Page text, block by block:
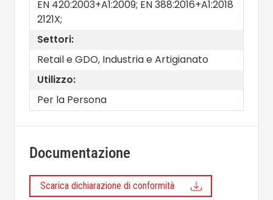
EN 420:2003+A1:2009; EN 388:2016+A1:2018
2121X;
Settori:
Retail e GDO, Industria e Artigianato
Utilizzo:
Per la Persona
Documentazione
Scarica dichiarazione di conformità